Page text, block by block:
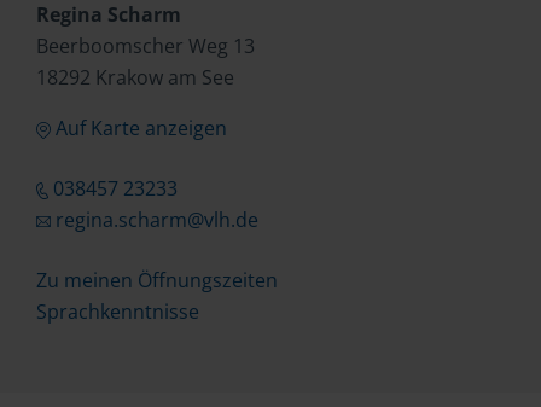
Regina Scharm
Beerboomscher Weg 13
18292 Krakow am See
Auf Karte anzeigen
038457 23233
regina.scharm@vlh.de
Zu meinen Öffnungszeiten
Sprachkenntnisse